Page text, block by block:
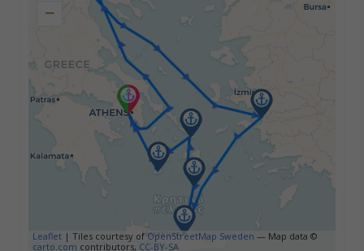
08:00
Σαντορίνη, Ελλάδα
07:00
00:30
−
Leaflet | Tiles courtesy of OpenStreetMap Sweden — Map data ©
carto.com contributors, CC-BY-SA